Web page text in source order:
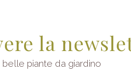
la
piante da giardino